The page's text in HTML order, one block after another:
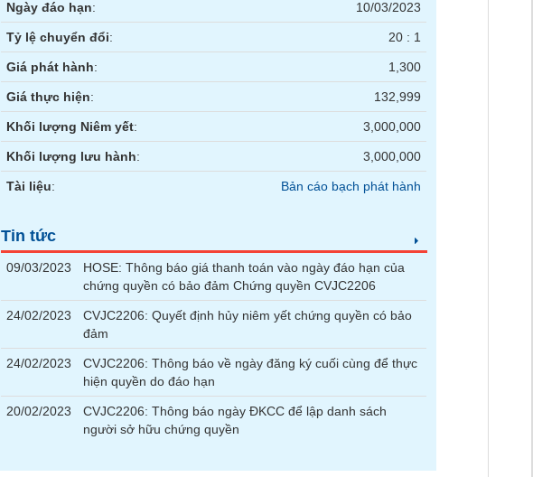
Ngày đáo hạn: 10/03/2023
Tỷ lệ chuyển đổi: 20 : 1
Giá phát hành: 1,300
Giá thực hiện: 132,999
Khối lượng Niêm yết: 3,000,000
Khối lượng lưu hành: 3,000,000
Tài liệu: Bản cáo bạch phát hành
Tin tức
09/03/2023
HOSE: Thông báo giá thanh toán vào ngày đáo hạn của
chứng quyền có bảo đảm Chứng quyền CVJC2206
24/02/2023
CVJC2206: Quyết định hủy niêm yết chứng quyền có bảo
đảm
24/02/2023
CVJC2206: Thông báo về ngày đăng ký cuối cùng để thực
hiện quyền do đáo hạn
20/02/2023
CVJC2206: Thông báo ngày ĐKCC để lập danh sách
người sở hữu chứng quyền